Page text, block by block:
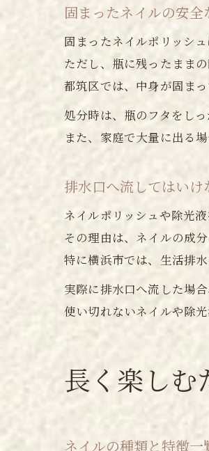
固まったネイルの安全
固まったネイルポリッシ
ただし、瓶に残ったまま
都筑区では、中身が固ま
処分時は、瓶のフタをし
また、家庭で大量に出る
排水口へ流してはい
ネイルポリッシュや除光
その理由は、ネイルの成
特に横浜市では、生活排
実際に排水口へ流した場
使い切れないネイルや除
長く楽しむ
ネイルの種類と特徴